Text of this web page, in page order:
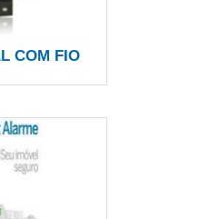
COM FIO